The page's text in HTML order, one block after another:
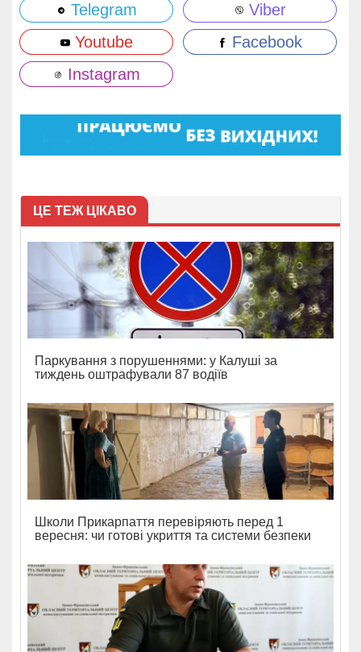
Telegram
Viber
Youtube
Facebook
Instagram
ЦЕ ТЕЖ ЦІКАВО
Паркування з порушеннями: у Калуші за
тиждень оштрафували 87 водіїв
Школи Прикарпаття перевіряють перед 1
вересня: чи готові укриття та системи безпеки